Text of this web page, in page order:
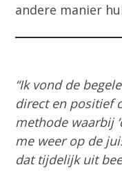
andere manier
“Ik vond de
direct en positief
methode waarbij
me weer op de
dat tijdelijk uit